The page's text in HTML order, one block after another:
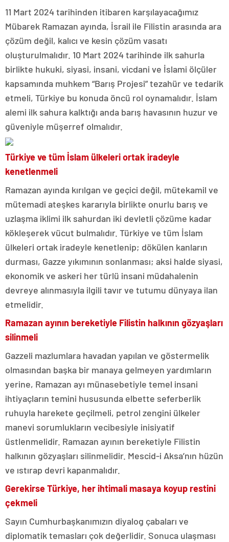
11 Mart 2024 tarihinden itibaren karşılayacağımız
Mübarek Ramazan ayında, İsrail ile Filistin arasında ara
çözüm değil, kalıcı ve kesin çözüm vasatı
oluşturulmalıdır. 10 Mart 2024 tarihinde ilk sahurla
birlikte hukuki, siyasi, insani, vicdani ve İslami ölçüler
kapsamında muhkem “Barış Projesi” tezahür ve tedarik
etmeli, Türkiye bu konuda öncü rol oynamalıdır. İslam
alemi ilk sahura kalktığı anda barış havasının huzur ve
güveniyle müşerref olmalıdır.
Türkiye ve tüm İslam ülkeleri ortak iradeyle
kenetlenmeli
Ramazan ayında kırılgan ve geçici değil, mütekamil ve
mütemadi ateşkes kararıyla birlikte onurlu barış ve
uzlaşma iklimi ilk sahurdan iki devletli çözüme kadar
kökleşerek vücut bulmalıdır. Türkiye ve tüm İslam
ülkeleri ortak iradeyle kenetlenip; dökülen kanların
durması, Gazze yıkımının sonlanması; aksi halde siyasi,
ekonomik ve askeri her türlü insani müdahalenin
devreye alınmasıyla ilgili tavır ve tutumu dünyaya ilan
etmelidir.
Ramazan ayının bereketiyle Filistin halkının gözyaşları
silinmeli
Gazzeli mazlumlara havadan yapılan ve göstermelik
olmasından başka bir manaya gelmeyen yardımların
yerine, Ramazan ayı münasebetiyle temel insani
ihtiyaçların temini hususunda elbette seferberlik
ruhuyla harekete geçilmeli, petrol zengini ülkeler
manevi sorumlukların vecibesiyle inisiyatif
üstlenmelidir. Ramazan ayının bereketiyle Filistin
halkının gözyaşları silinmelidir. Mescid-i Aksa’nın hüzün
ve ıstırap devri kapanmalıdır.
Gerekirse Türkiye, her ihtimali masaya koyup restini
çekmeli
Sayın Cumhurbaşkanımızın diyalog çabaları ve
diplomatik temasları çok değerlidir. Sonuca ulaşması